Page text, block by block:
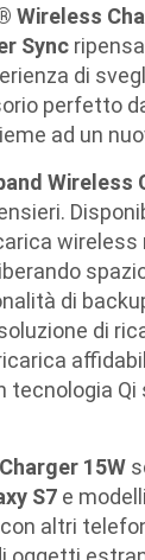
Wireless
Sync
di
perfetto
ad un
Wireless
wireless
di
di
15W
S7 e
altri